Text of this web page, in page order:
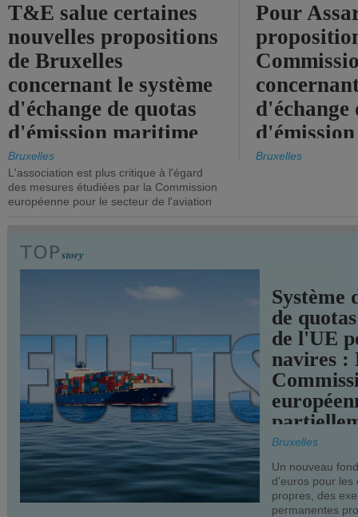
T&E salue certaines
nouvelles propositions
de Bruxelles
concernant le système
d'échange de quotas
d'émission maritime
de l'UE.
Bruxelles
L'association est plus critique à l'égard
des mesures étudiées par la Commission
européenne pour le secteur de l'aviation
Pour
d'échange
timide,
Bruxelles
Système
de
de l'UE
navires :
Bruxelles
Un nouveau
d'euros pour les
propres, des
permanentes